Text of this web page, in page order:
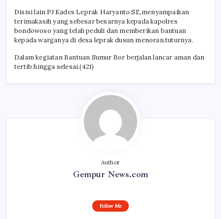
Disisi lain PJ Kades Leprak Haryanto.SE,menyampaikan
terimakasih yang sebesar besarnya kepada kapolres
bondowoso yang telah peduli dan memberikan bantuan
kepada warganya di desa leprak dusun menoran.tuturnya.
Dalam kegiatan Bantuan Sumur Bor berjalan lancar aman dan
tertib hingga selesai.(421)
Author
Gempur News.com
Follow Me